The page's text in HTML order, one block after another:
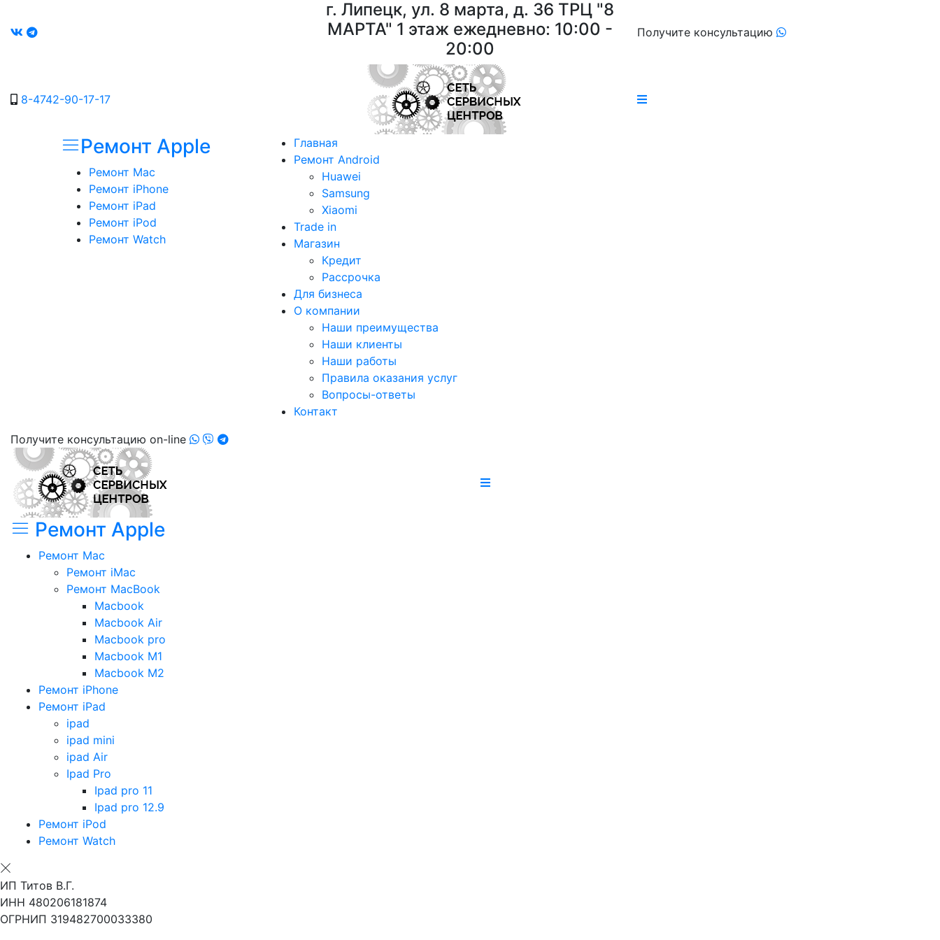
г. Липецк, ул. 8 марта, д. 36 ТРЦ "8
МАРТА" 1 этаж ежедневно: 10:00 -
20:00
Получите консультацию
8-4742-90-17-17
Ремонт Apple
Ремонт Mac
Ремонт iPhone
Ремонт iPad
Ремонт iPod
Ремонт Watch
Главная
Ремонт Android
Huawei
Samsung
Xiaomi
Trade in
Магазин
Кредит
Рассрочка
Для бизнеса
О компании
Наши преимущества
Наши клиенты
Наши работы
Правила оказания услуг
Вопросы-ответы
Контакт
Получите консультацию on-line
Ремонт Apple
Ремонт Mac
Ремонт iMac
Ремонт MacBook
Macbook
Macbook Air
Macbook pro
Macbook M1
Macbook M2
Ремонт iPhone
Ремонт iPad
ipad
ipad mini
ipad Air
Ipad Pro
Ipad pro 11
Ipad pro 12.9
Ремонт iPod
Ремонт Watch
ИП Титов В.Г.
ИНН 480206181874
ОГРНИП 319482700033380